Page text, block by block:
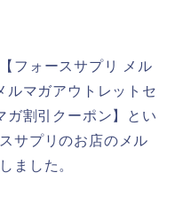
フォースサプリ メル
ルマガアウトレットセ
ガ割引クーポン】とい
サプリのお店のメル
ました。